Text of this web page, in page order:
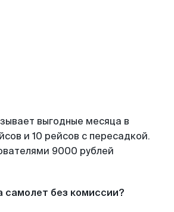
выгодные месяца в
и 10 рейсов с пересадкой.
9000 рублей
самолет без комиссии?